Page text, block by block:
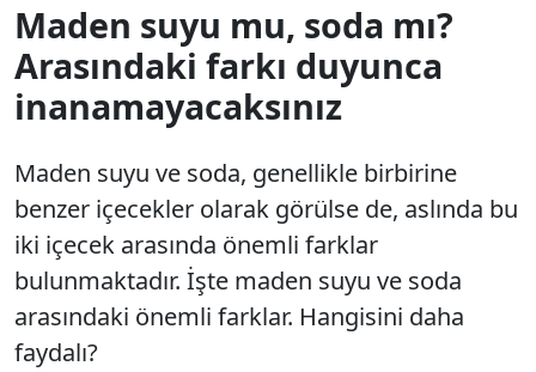
Maden suyu mu, soda mı?
Arasındaki farkı duyunca
inanamayacaksınız
Maden suyu ve soda, genellikle birbirine
benzer içecekler olarak görülse de, aslında bu
iki içecek arasında önemli farklar
bulunmaktadır. İşte maden suyu ve soda
arasındaki önemli farklar. Hangisini daha
faydalı?